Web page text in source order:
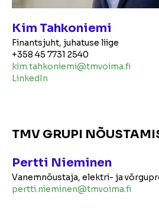
Kim Tahkoniemi
Finantsjuht, juhatuse liige
+358 45 7731 2540
kim.tahkoniemi@tmvoima.fi
LinkedIn
TMV GRUPI
Pertti Nieminen
Vanemnõustaja, elektri- ja
pertti.nieminen@tmvoima.fi